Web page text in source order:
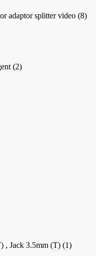
adaptor splitter video (8)
(2)
, Jack 3.5mm (T) (1)